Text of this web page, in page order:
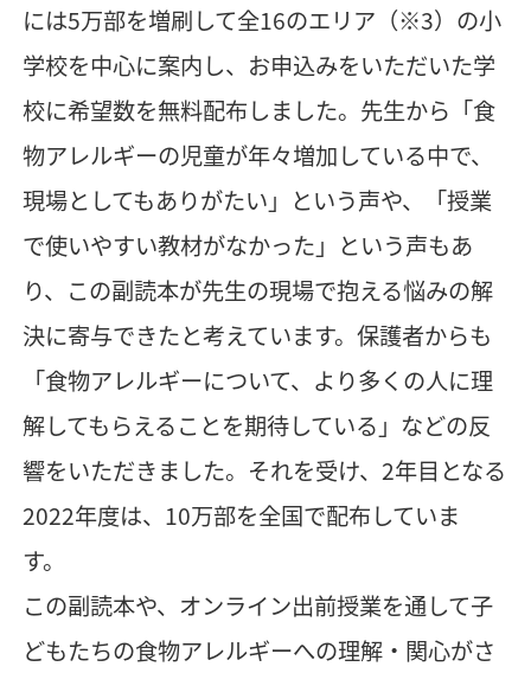
には5万部を増刷して全16のエリア（※3）の小
学校を中心に案内し、お申込みをいただいた学
校に希望数を無料配布しました。先生から「食
物アレルギーの児童が年々増加している中で、
現場としてもありがたい」という声や、「授業
で使いやすい教材がなかった」という声もあ
り、この副読本が先生の現場で抱える悩みの解
決に寄与できたと考えています。保護者からも
「食物アレルギーについて、より多くの人に理
解してもらえることを期待している」などの反
響をいただきました。それを受け、2年目となる
2022年度は、10万部を全国で配布していま
す。
この副読本や、オンライン出前授業を通して子
どもたちの食物アレルギーへの理解・関心がさ